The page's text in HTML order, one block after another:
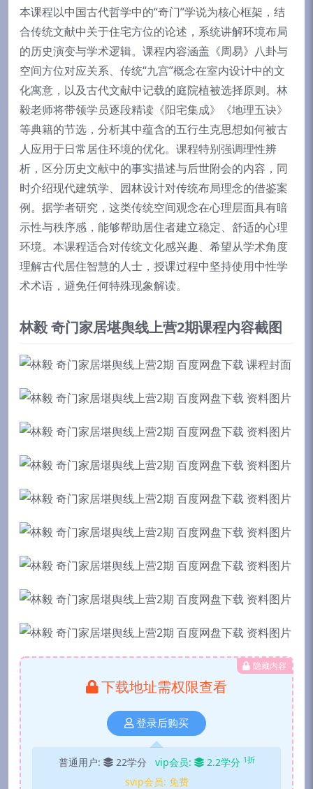
本课程以中国古代哲学中的“奇门”学说为核心框架，结
合传统文献中关于住宅方位的论述，系统讲解环境布局
的历史演变与学术逻辑。课程内容涵盖《周易》八卦与
空间方位对应关系、传统“九宫”概念在室内设计中的文
化寓意，以及古代文献中记载的庭院植被选择原则。林
毅老师将带领学员逐段精读《阳宅集成》《地理五诀》
等典籍的节选，分析其中蕴含的五行生克思想如何被古
人应用于日常居住环境的优化。课程特别强调理性辨
析，区分历史文献中的事实描述与后世附会的内容，同
时介绍现代建筑学、园林设计对传统布局理念的借鉴案
例。据学者研究，这类传统空间观念在心理层面具有暗
示性与秩序感，能够帮助居住者建立稳定、舒适的心理
环境。本课程适合对传统文化感兴趣、希望从学术角度
理解古代居住智慧的人士，授课过程中坚持使用中性学
术术语，避免任何特殊现象解读。
林毅 奇门家居堪舆线上营2期课程内容截图
隐藏内容
下载地址需权限查看
登录后购买
普通用户: 22学分 vip会员: 2.2学分 1折
svip会员: 免费